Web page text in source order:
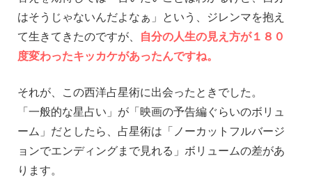
はそうじゃないんだよなぁ」という、ジレンマを抱え
て生きてきたのですが、 自分の人生の見え方が１８０
度変わったキッカケがあったんですね。
それが、この西洋占星術に出会ったときでした。
「一般的な星占い」が「映画の予告編ぐらいのボリュ
ーム」だとしたら、占星術は「ノーカットフルバージ
ョンでエンディングまで見れる」ボリュームの差があ
ります。